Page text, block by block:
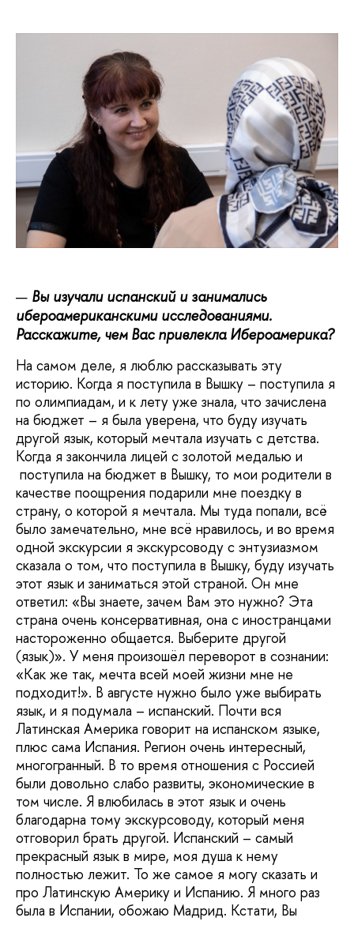
Вы изучали испанский и занимались
ибероамериканскими исследованиями.
Расскажите, чем Вас привлекла Ибероамерика?
На самом деле, я люблю рассказывать эту
историю. Когда я поступила в Вышку – поступила я
по олимпиадам, и к лету уже знала, что зачислена
на бюджет – я была уверена, что буду изучать
другой язык, который мечтала изучать с детства.
Когда я закончила лицей с золотой медалью и
поступила на бюджет в Вышку, то мои родители в
качестве поощрения подарили мне поездку в
страну, о которой я мечтала. Мы туда попали, всё
было замечательно, мне всё нравилось, и во время
одной экскурсии я экскурсоводу с энтузиазмом
сказала о том, что поступила в Вышку, буду изучать
этот язык и заниматься этой страной. Он мне
ответил: «Вы знаете, зачем Вам это нужно? Эта
страна очень консервативная, она с иностранцами
настороженно общается. Выберите другой
(язык)». У меня произошёл переворот в сознании:
«Как же так, мечта всей моей жизни мне не
подходит!». В августе нужно было уже выбирать
язык, и я подумала – испанский. Почти вся
Латинская Америка говорит на испанском языке,
плюс сама Испания. Регион очень интересный,
многогранный. В то время отношения с Россией
были довольно слабо развиты, экономические в
том числе. Я влюбилась в этот язык и очень
благодарна тому экскурсоводу, который меня
отговорил брать другой. Испанский – самый
прекрасный язык в мире, моя душа к нему
полностью лежит. То же самое я могу сказать и
про Латинскую Америку и Испанию. Я много раз
была в Испании, обожаю Мадрид. Кстати, Вы